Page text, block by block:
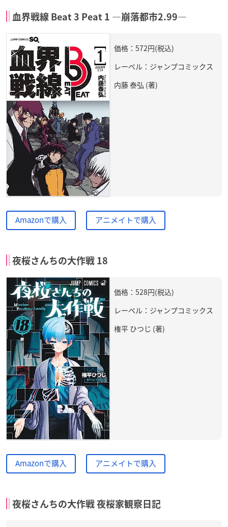
血界戦線 Beat 3 Peat 1 ―崩落都市2.99―
価格：572円(税込)
レーベル：ジャンプコミックス
内藤 泰弘 (著)
Amazonで購入 アニメイトで購入
夜桜さんちの大作戦 18
価格：528円(税込)
レーベル：ジャンプコミックス
権平 ひつじ (著)
Amazonで購入 アニメイトで購入
夜桜さんちの大作戦 夜桜家観察日記